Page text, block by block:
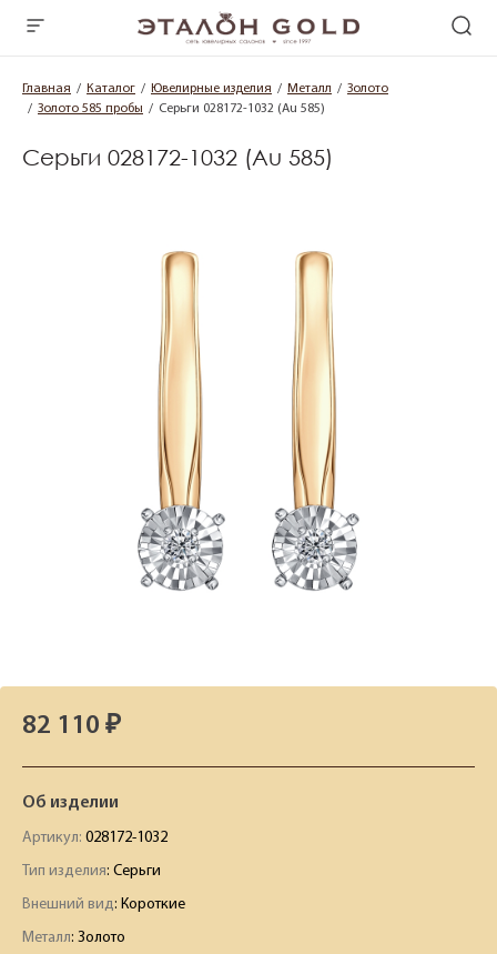
Главная Каталог Ювелирные изделия Металл
Золото
Золото 585 пробы
Серьги 028172-1032 (Au 585)
Серьги 028172-1032 (Au 585)
82 110 ₽
Об изделии
Артикул: 028172-1032
Тип изделия: Серьги
Внешний вид: Короткие
Металл: Золото